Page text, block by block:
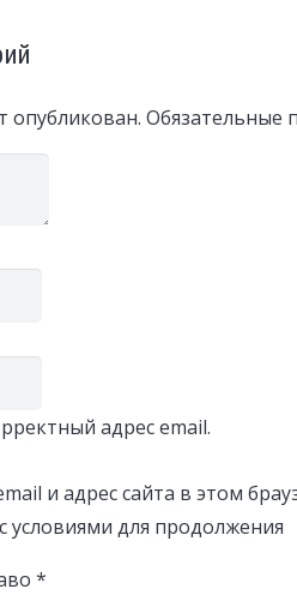
опубликован. Обязательные
адрес email.
и адрес сайта в этом
условиями для продолжения
*